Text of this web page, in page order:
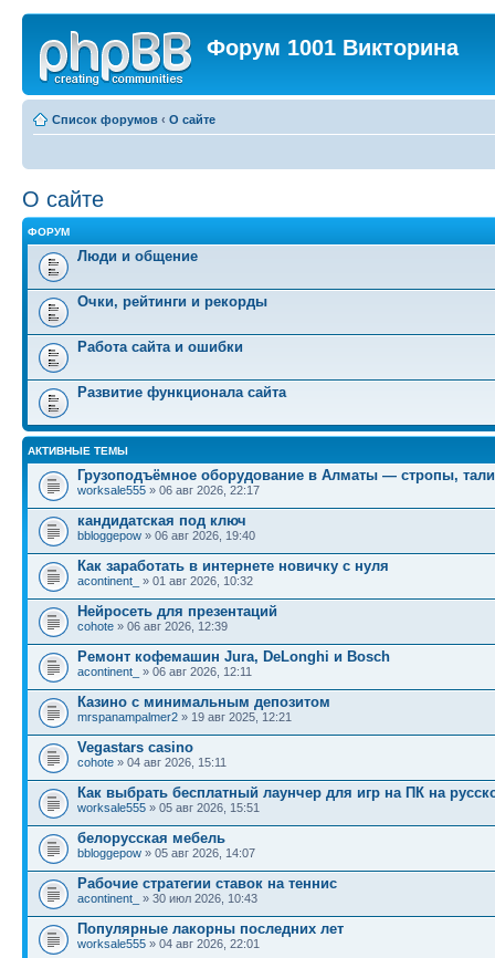
Форум 1001 Викторина
Список форумов ‹ О сайте
О сайте
ФОРУМ
Люди и общение
Очки, рейтинги и рекорды
Работа сайта и ошибки
Развитие функционала сайта
АКТИВНЫЕ ТЕМЫ
Грузоподъёмное оборудование в Алматы — стропы,
worksale555 » 06 авг 2026, 22:17
кандидатская под ключ
bbloggepow » 06 авг 2026, 19:40
Как заработать в интернете новичку с нуля
acontinent_ » 01 авг 2026, 10:32
Нейросеть для презентаций
cohote » 06 авг 2026, 12:39
Ремонт кофемашин Jura, DeLonghi и Bosch
acontinent_ » 06 авг 2026, 12:11
Казино с минимальным депозитом
mrspanampalmer2 » 19 авг 2025, 12:21
Vegastars casino
cohote » 04 авг 2026, 15:11
Как выбрать бесплатный лаунчер для игр на ПК на
worksale555 » 05 авг 2026, 15:51
белорусская мебель
bbloggepow » 05 авг 2026, 14:07
Рабочие стратегии ставок на теннис
acontinent_ » 30 июл 2026, 10:43
Популярные лакорны последних лет
worksale555 » 04 авг 2026, 22:01